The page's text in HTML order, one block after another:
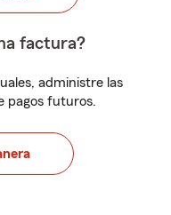
factura?
administre las
pagos futuros.